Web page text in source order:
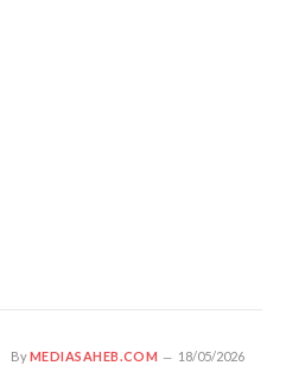
ByMEDIASAHEB.COM 18/05/2026